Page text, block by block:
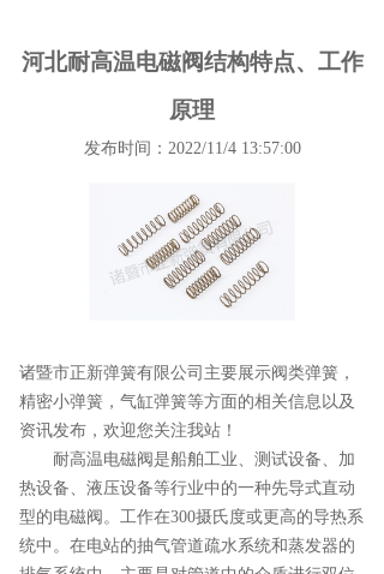
河北耐高温电磁阀结构特点、工作
原理
发布时间：2022/11/4 13:57:00
诸暨市正新弹簧有限公司主要展示阀类弹簧 ，
精密小弹簧，气缸弹簧等方面的相关信息以及
资讯发布，欢迎您关注我站！
耐高温电磁阀是船舶工业、测试设备、加
热设备、液压设备等行业中的一种先导式直动
型的电磁阀。工作在300摄氏度或更高的导热系
统中。在电站的抽气管道疏水系统和蒸发器的